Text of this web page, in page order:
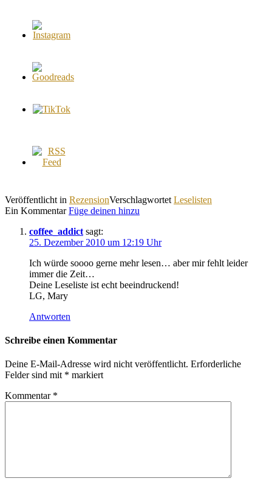
Veröffentlicht in RezensionVerschlagwortet Leselisten
Ein KommentarFüge deinen hinzu
coffee_addict sagt:
25. Dezember 2010 um 12:19 Uhr
Ich würde soooo gerne mehr lesen… aber mir fehlt leider
immer die Zeit…
Deine Leseliste ist echt beeindruckend!
LG, Mary
Antworten
Schreibe einen Kommentar
Deine E-Mail-Adresse wird nicht veröffentlicht. Erforderliche
Felder sind mit * markiert
Kommentar *